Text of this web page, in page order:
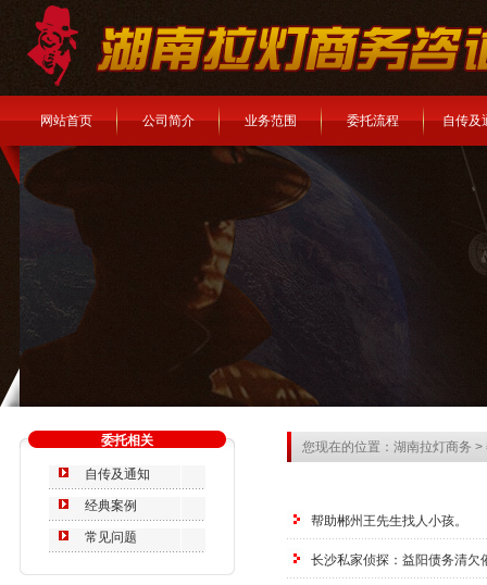
网站首页 公司简介 业务范围 委托流程 自传及
委托相关
自传及通知
经典案例
常见问题
您现在的位置： 湖南拉灯商务 >
帮助郴州王先生找人小孩。
长沙私家侦探：益阳债务清欠